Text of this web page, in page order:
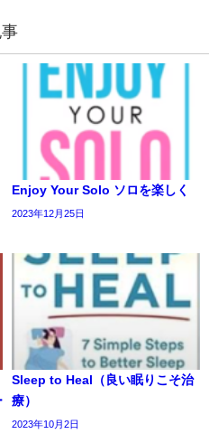
Enjoy Your Solo ソロを楽しく
2023年12月25日
Sleep to Heal（良い眠りこそ治
療）
2023年10月2日